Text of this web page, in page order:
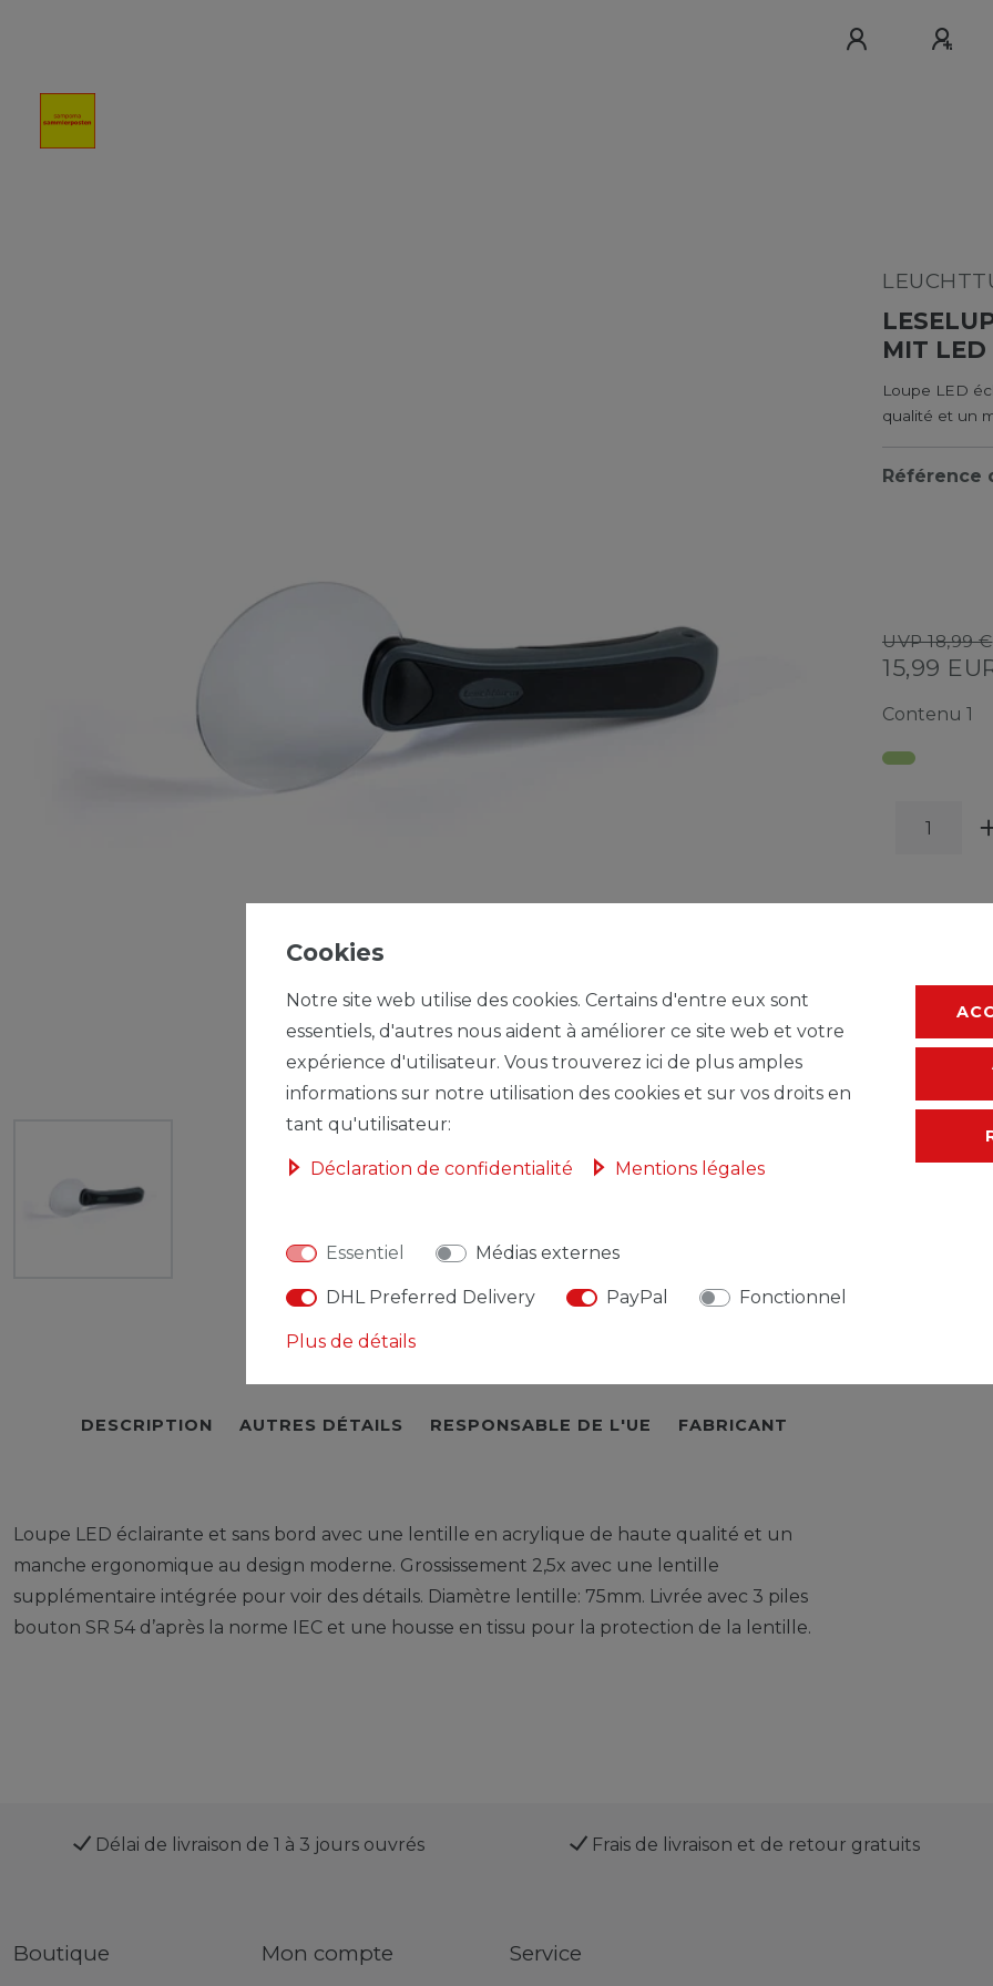
IT LED
Loupe LED
qualité et un
Référence
UVP 18,99 €
15,99
Contenu 1
LISTE
DESCRIPTION AUTRES DÉTAILS RESPONSABLE DE L'UE FABRICANT
Loupe LED éclairante et sans bord avec une lentille en acrylique de haute qualité et un
manche ergonomique au design moderne. Grossissement 2,5x avec une lentille
supplémentaire intégrée pour voir des détails. Diamètre lentille: 75mm. Livrée avec 3 piles
bouton SR 54 d’après la norme IEC et une housse en tissu pour la protection de la lentille.
Délai de livraison de 1 à 3 jours ouvrés Frais de livraison et de retour gratuits
Boutique Mon compte Service
Cookies
Notre site web utilise des cookies. Certains d'entre eux sont
essentiels, d'autres nous aident à améliorer ce site web et votre
expérience d'utilisateur. Vous trouverez ici de plus amples
informations sur notre utilisation des cookies et sur vos droits en
tant qu'utilisateur:
Déclaration de confidentialité Mentions légales
Essentiel Médias externes
DHL Preferred Delivery PayPal Fonctionnel
Plus de détails